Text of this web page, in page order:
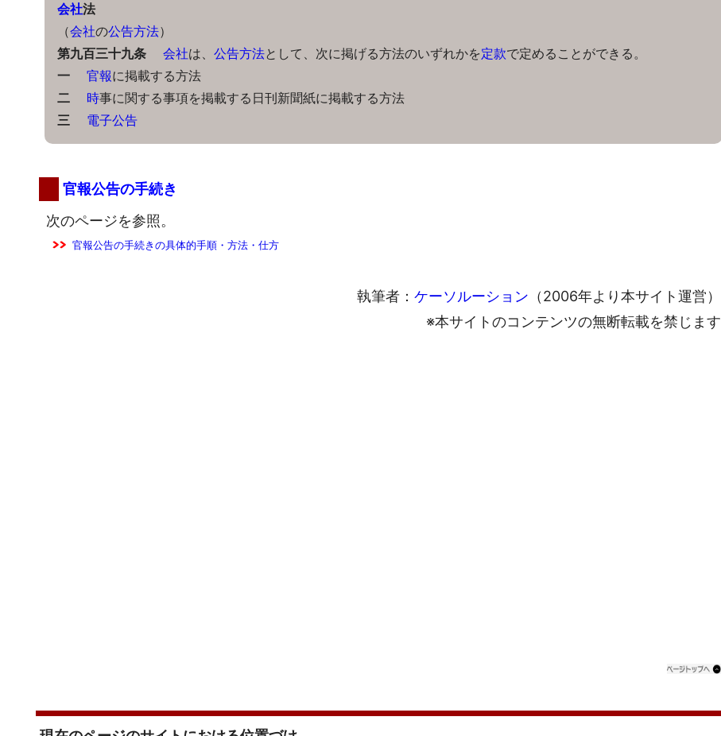
会社法
（会社の公告方法）
第九百三十九条
会社は、公告方法として、次に掲げる方法のいずれかを定款で定めることができる。
一
官報に掲載する方法
二
時事に関する事項を掲載する日刊新聞紙に掲載する方法
三
電子公告
官報公告の手続き
次のページを参照。
官報公告の手続きの具体的手順・方法・仕方
執筆者： ケーソルーション （2006年より本サイト運営）
※本サイトのコンテンツの無断転載を禁じます